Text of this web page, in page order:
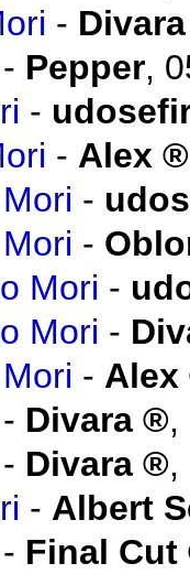
- Divara
- Pepper,
-
- Alex
-
-
Mori -
Mori -
- Alex
- Divara ,
- Divara ,
- Albert
- Final Cut